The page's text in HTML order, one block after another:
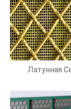
Латунная